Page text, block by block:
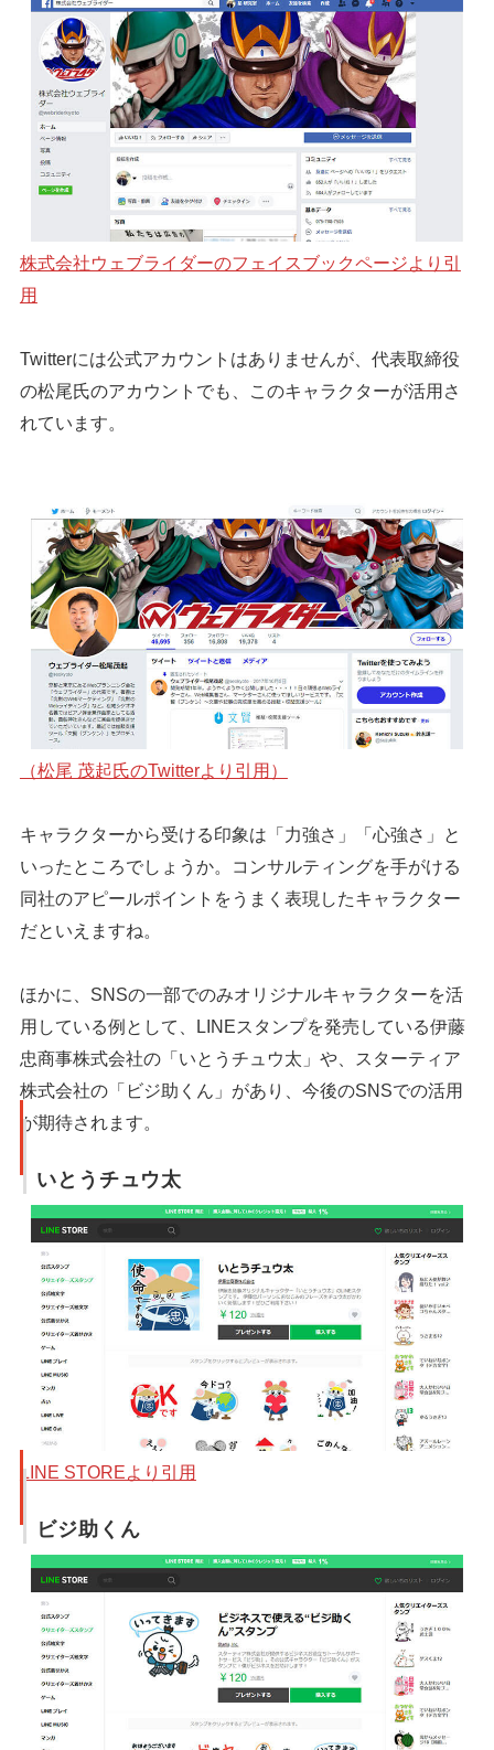
株式会社ウェブライダーのフェイスブックページより引
用
Twitterには公式アカウントはありませんが、代表取締役
の松尾氏のアカウントでも、このキャラクターが活用さ
れています。
（松尾 茂起氏のTwitterより引用）
キャラクターから受ける印象は「力強さ」「心強さ」と
いったところでしょうか。コンサルティングを手がける
同社のアピールポイントをうまく表現したキャラクター
だといえますね。
ほかに、SNSの一部でのみオリジナルキャラクターを活
用している例として、LINEスタンプを発売している伊藤
忠商事株式会社の「いとうチュウ太」や、スターティア
株式会社の「ビジ助くん」があり、今後のSNSでの活用
が期待されます。
いとうチュウ太
LINE STOREより引用
ビジ助くん